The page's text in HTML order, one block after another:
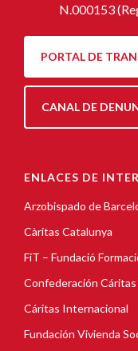
N.000153
PORTAL DE
CANAL DE
ENLACES DE
Arzobispado de
Càritas Catalunya
FiT – Fundació
Confederación Cáritas
Cáritas Internacional
Fundación Vivienda